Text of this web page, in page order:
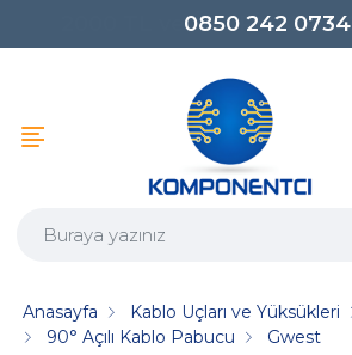
0850 242 0734
Anasayfa Kablo Uçları ve Yüksükleri
90° Açılı Kablo Pabucu
Gwest